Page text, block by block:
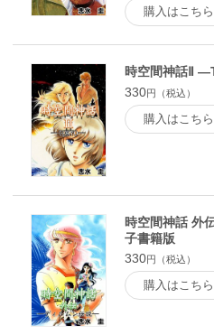
購入はこちら
時空間神話Ⅱ
330円（税込）
購入はこちら
時空間神話 外
子書籍版
330円（税込）
購入はこちら